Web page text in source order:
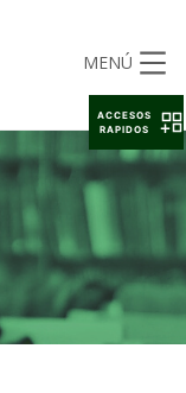
MENÚ
ACCESOS
RAPIDOS